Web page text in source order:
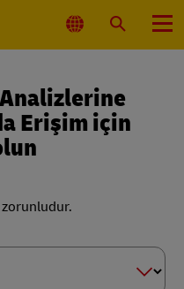
Konum
Menü
Erişim için
zorunludur.